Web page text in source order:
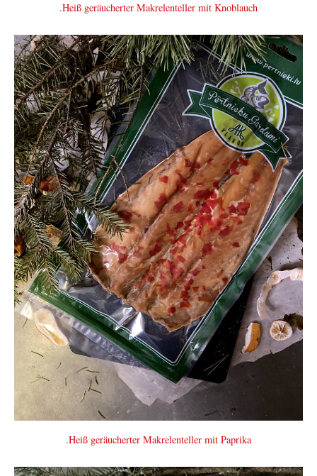
.Heiß geräucherter Makrelenteller mit Knoblauch
.Heiß geräucherter Makrelenteller mit Paprika